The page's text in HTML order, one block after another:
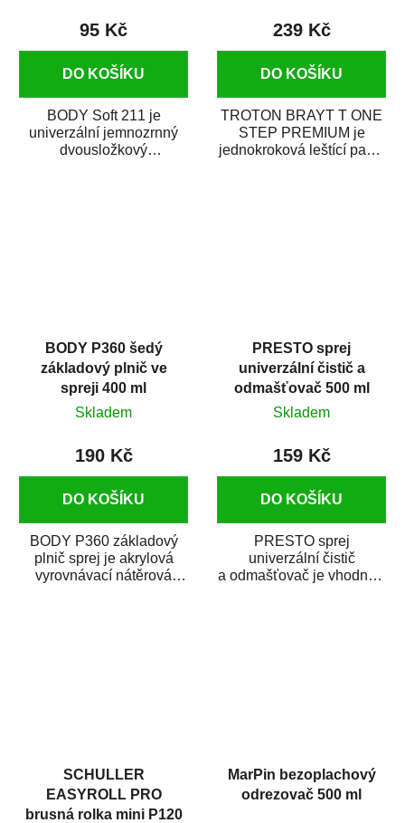
95 Kč
DO KOŠÍKU
BODY Soft 211 je
univerzální jemnozrnný
dvousložkový
239 Kč
DO KOŠÍKU
TROTON BRAYT T ONE
STEP PREMIUM je
jednokroková leštící pasta
BODY P360 šedý
základový plnič ve
spreji 400 ml
Skladem
190 Kč
DO KOŠÍKU
BODY P360 základový
plnič sprej je akrylová
vyrovnávací nátěrová
PRESTO sprej
univerzální čistič a
odmašťovač 500 ml
Skladem
159 Kč
DO KOŠÍKU
PRESTO sprej
univerzální čistič
a odmašťovač je vhodný k
SCHULLER
EASYROLL PRO
brusná rolka mini P120
MarPin bezoplachový
odrezovač 500 ml